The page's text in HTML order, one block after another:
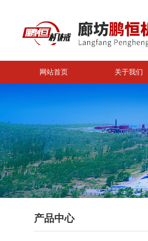
网站首页 关于我们
产品中心
<